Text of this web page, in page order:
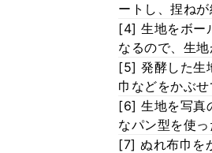
ートし、捏ね
[4] 生地をボー
なるので、生
[5] 発酵した生
巾などをかぶ
[6] 生地を写真
なパン型を使
[7] ぬれ布巾を